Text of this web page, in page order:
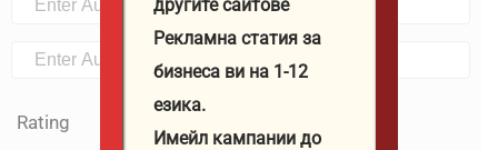
Rating
другите сайтове
Рекламна статия за
бизнеса ви на 1-12
езика.
Имейл кампании до